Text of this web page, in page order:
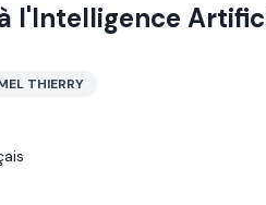
l'Intelligence
THIERRY